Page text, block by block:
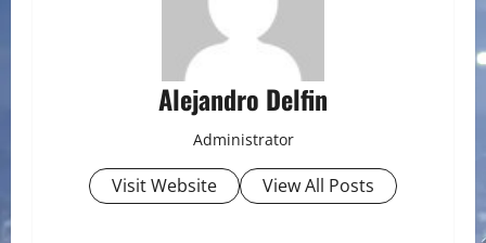
Alejandro Delfin
Administrator
Visit Website View All Posts